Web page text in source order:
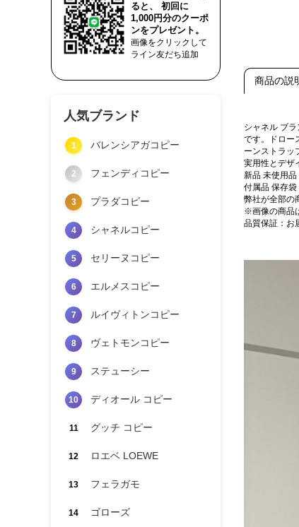
ると、 初回に
1,000円分のクーポ
ンをプレゼント。
画像をクリックして
ライン友だち追加
人気ブランド
1 バレンシアガコピー
2 フェンディコピー
3 プラダコピー
4 シャネルコピー
5 セリーヌコピー
6 エルメスコピー
7 ルイヴィトンコピー
8 ヴェトモンコピー
9 ステューシー
10 ディオール コピー
11 グッチ コピー
12 ロエベ LOEWE
13 フェラガモ
14 ゴローズ
商品の説
シャネル ブ
です。ドロー
ーンストラッ
実用性とデザ
新品 未使用品
付属品 保存袋
弊社が全部の
※画像の商品
品質保証：お